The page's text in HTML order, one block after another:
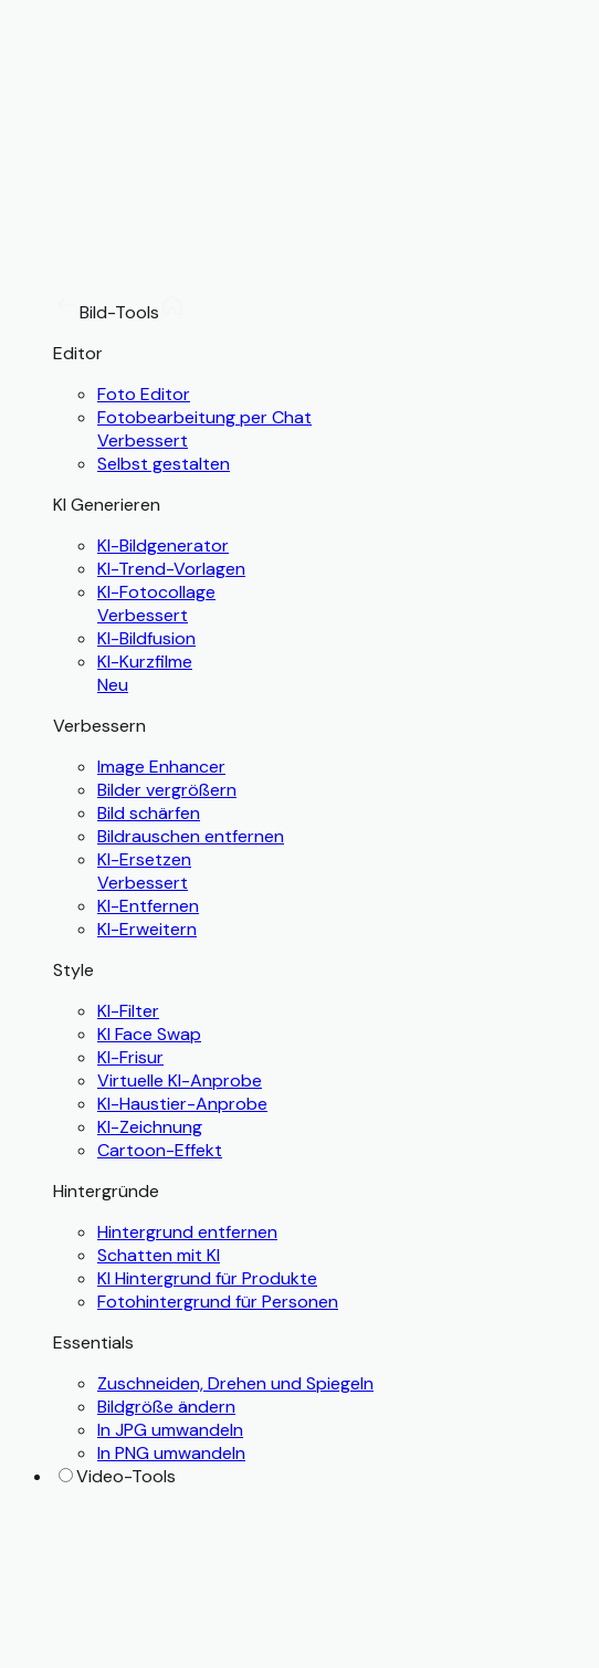
Bild-Tools
Editor
Foto Editor
Fotobearbeitung per Chat
Verbessert
Selbst gestalten
KI Generieren
KI-Bildgenerator
KI-Trend-Vorlagen
KI-Fotocollage
Verbessert
KI-Bildfusion
KI-Kurzfilme
Neu
Verbessern
Image Enhancer
Bilder vergrößern
Bild schärfen
Bildrauschen entfernen
KI-Ersetzen
Verbessert
KI-Entfernen
KI-Erweitern
Style
KI-Filter
KI Face Swap
KI-Frisur
Virtuelle KI-Anprobe
KI-Haustier-Anprobe
KI-Zeichnung
Cartoon-Effekt
Hintergründe
Hintergrund entfernen
Schatten mit KI
KI Hintergrund für Produkte
Fotohintergrund für Personen
Essentials
Zuschneiden, Drehen und Spiegeln
Bildgröße ändern
In JPG umwandeln
In PNG umwandeln
Video-Tools